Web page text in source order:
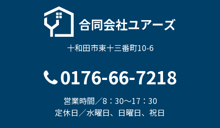
合同会社ユアーズ
十和田市東十三番町10-6
0176-66-7218
営業時間／8：30～17：30
定休日／水曜日、日曜日、祝日